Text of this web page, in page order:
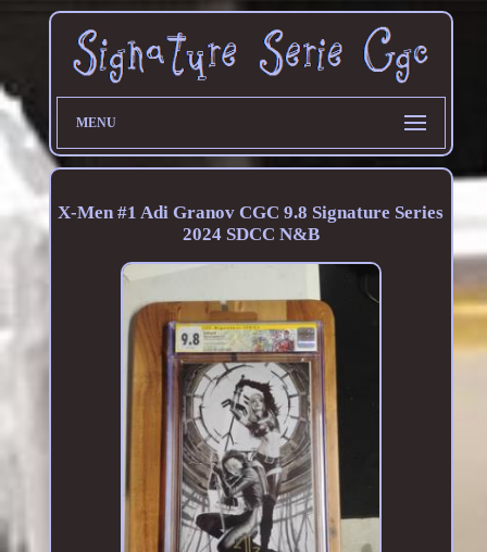
MENU
X-Men #1 Adi Granov CGC 9.8 Signature Series
2024 SDCC N&B